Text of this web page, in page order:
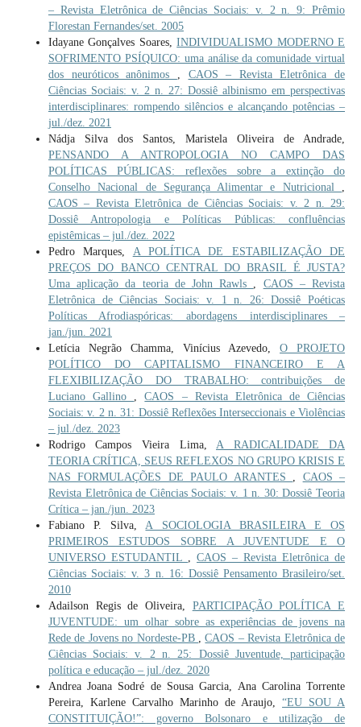
– Revista Eletrônica de Ciências Sociais: v. 2 n. 9: Prêmio
Florestan Fernandes/set. 2005
Idayane Gonçalves Soares,INDIVIDUALISMO MODERNO E
SOFRIMENTO PSÍQUICO: uma análise da comunidade virtual
dos neuróticos anônimos
CAOS – Revista Eletrônica de
Ciências Sociais: v. 2 n. 27: Dossiê albinismo em perspectivas
interdisciplinares: rompendo silêncios e alcançando potências –
jul./dez. 2021
Nádja Silva dos Santos, Maristela Oliveira de Andrade,
PENSANDO A ANTROPOLOGIA NO CAMPO DAS
POLÍTICAS PÚBLICAS: reflexões sobre a extinção do
Conselho Nacional de Segurança Alimentar e Nutricional
CAOS – Revista Eletrônica de Ciências Sociais: v. 2 n. 29:
Dossiê Antropologia e Políticas Públicas: confluências
epistêmicas – jul./dez. 2022
Pedro Marques, A POLÍTICA DE ESTABILIZAÇÃO DE
PREÇOS DO BANCO CENTRAL DO BRASIL É JUSTA?
Uma aplicação da teoria de John Rawls
CAOS – Revista
Eletrônica de Ciências Sociais: v. 1 n. 26: Dossiê Poéticas
Políticas Afrodiaspóricas: abordagens interdisciplinares –
jan./jun. 2021
Letícia Negrão Chamma, Vinícius Azevedo,O PROJETO
POLÍTICO DO CAPITALISMO FINANCEIRO E A
FLEXIBILIZAÇÃO DO TRABALHO: contribuições de
Luciano Gallino
,CAOS – Revista Eletrônica de Ciências
Sociais: v. 2 n. 31: Dossiê Reflexões Interseccionais e Violências
– jul./dez. 2023
Rodrigo Campos Vieira Lima, A RADICALIDADE DA
TEORIA CRÍTICA, SEUS REFLEXOS NO GRUPO KRISIS E
NAS FORMULAÇÕES DE PAULO ARANTES
CAOS –
Revista Eletrônica de Ciências Sociais: v. 1 n. 30: Dossiê Teoria
Crítica – jan./jun. 2023
Fabiano P. Silva, A SOCIOLOGIA BRASILEIRA E OS
PRIMEIROS ESTUDOS SOBRE A JUVENTUDE E O
UNIVERSO ESTUDANTIL
,CAOS – Revista Eletrônica de
Ciências Sociais: v. 3 n. 16: Dossiê Pensamento Brasileiro/set.
2010
Adailson Regis de Oliveira, PARTICIPAÇÃO POLÍTICA E
JUVENTUDE: um olhar sobre as experiências de jovens na
Rede de Jovens no Nordeste-PB
,CAOS – Revista Eletrônica de
Ciências Sociais: v. 2 n. 25: Dossiê Juventude, participação
política e educação – jul./dez. 2020
Andrea Joana Sodré de Sousa Garcia, Ana Carolina Torrente
Pereira, Karlene Carvalho Marinho de Araujo,“EU SOU A
CONSTITUIÇÃO!”: governo Bolsonaro e utilização de